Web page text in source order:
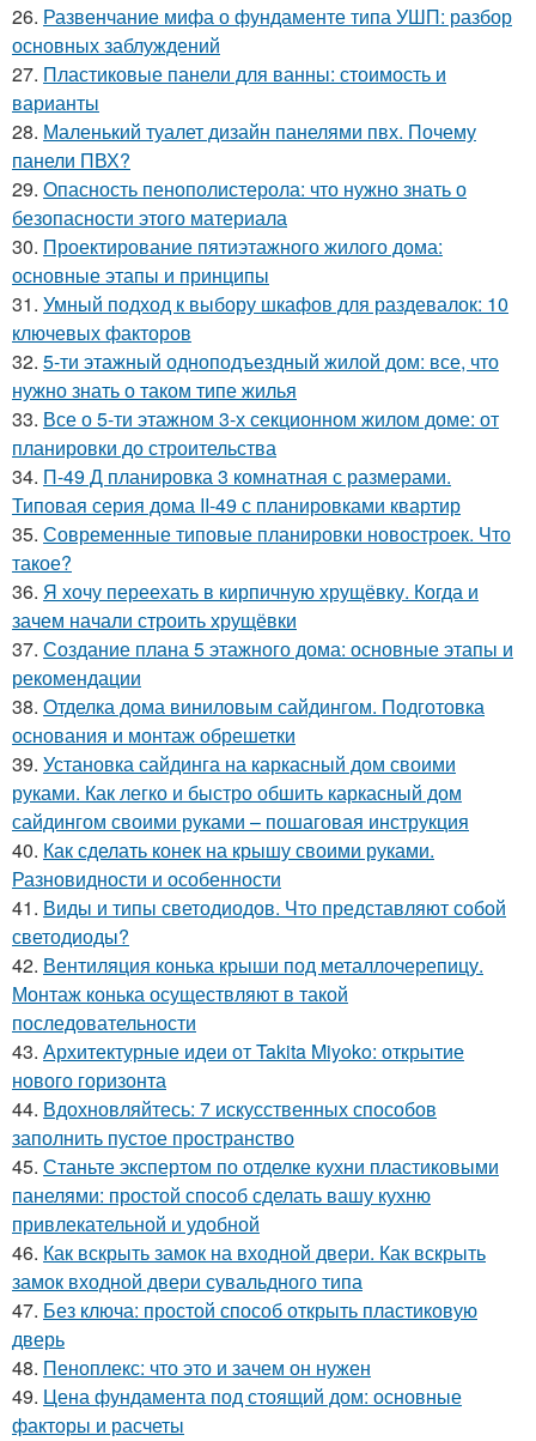
26. Развенчание мифа о фундаменте типа УШП: разбор
основных заблуждений
27. Пластиковые панели для ванны: стоимость и
варианты
28. Маленький туалет дизайн панелями пвх. Почему
панели ПВХ?
29. Опасность пенополистерола: что нужно знать о
безопасности этого материала
30. Проектирование пятиэтажного жилого дома:
основные этапы и принципы
31. Умный подход к выбору шкафов для раздевалок: 10
ключевых факторов
32. 5-ти этажный одноподъездный жилой дом: все, что
нужно знать о таком типе жилья
33. Все о 5-ти этажном 3-х секционном жилом доме: от
планировки до строительства
34. П-49 Д планировка 3 комнатная с размерами.
Типовая серия дома II-49 с планировками квартир
35. Современные типовые планировки новостроек. Что
такое?
36. Я хочу переехать в кирпичную хрущёвку. Когда и
зачем начали строить хрущёвки
37. Создание плана 5 этажного дома: основные этапы и
рекомендации
38. Отделка дома виниловым сайдингом. Подготовка
основания и монтаж обрешетки
39. Установка сайдинга на каркасный дом своими
руками. Как легко и быстро обшить каркасный дом
сайдингом своими руками – пошаговая инструкция
40. Как сделать конек на крышу своими руками.
Разновидности и особенности
41. Виды и типы светодиодов. Что представляют собой
светодиоды?
42. Вентиляция конька крыши под металлочерепицу.
Монтаж конька осуществляют в такой
последовательности
43. Архитектурные идеи от Takita Miyoko: открытие
нового горизонта
44. Вдохновляйтесь: 7 искусственных способов
заполнить пустое пространство
45. Станьте экспертом по отделке кухни пластиковыми
панелями: простой способ сделать вашу кухню
привлекательной и удобной
46. Как вскрыть замок на входной двери. Как вскрыть
замок входной двери сувальдного типа
47. Без ключа: простой способ открыть пластиковую
дверь
48. Пеноплекс: что это и зачем он нужен
49. Цена фундамента под стоящий дом: основные
факторы и расчеты